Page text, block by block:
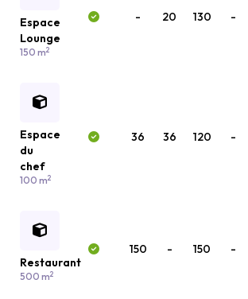
Espace
Lounge
150 m2
- 20 130 -
Espace
du
chef
100 m2
36 36 120 -
Restaurant
500 m2
150 - 150 -